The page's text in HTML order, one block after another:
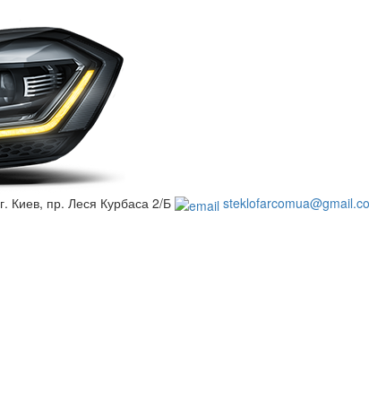
г. Киев, пр. Леся Курбаса 2/Б